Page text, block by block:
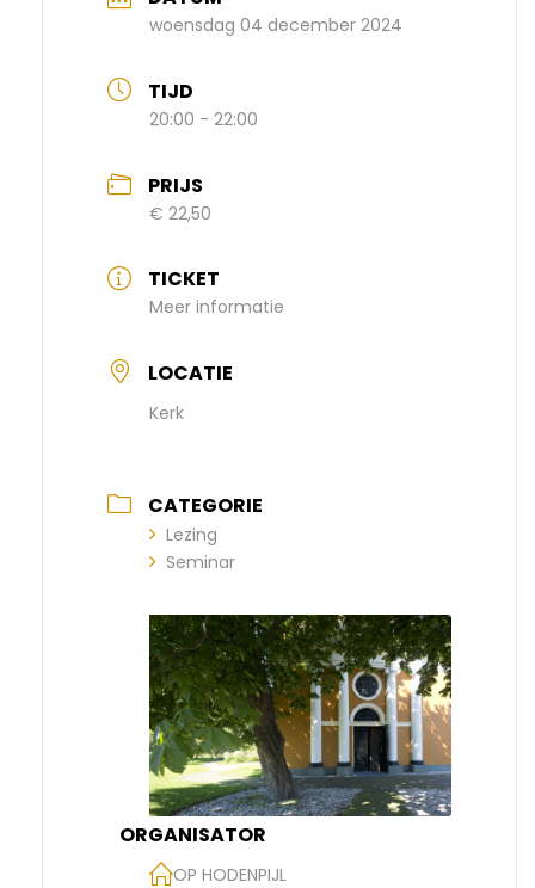
woensdag 04 december 2024
TIJD
20:00 - 22:00
PRIJS
€ 22,50
TICKET
Meer informatie
LOCATIE
Kerk
CATEGORIE
Lezing
Seminar
ORGANISATOR
OP HODENPIJL